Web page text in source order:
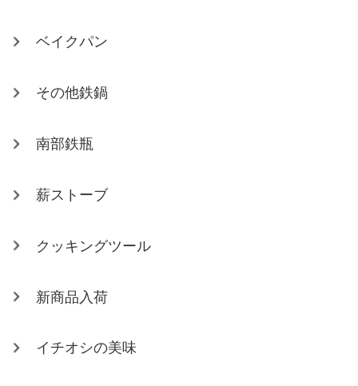
ベイクパン
その他鉄鍋
南部鉄瓶
薪ストーブ
クッキングツール
新商品入荷
イチオシの美味